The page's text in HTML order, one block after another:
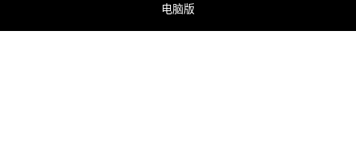
电脑版